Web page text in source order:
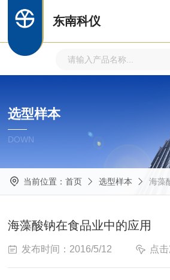
东南科仪
选型样本
DOWN
当前位置： 首页 选型样本 海藻
海藻酸钠在食品业中的应用
发布时间：2016/5/12 点